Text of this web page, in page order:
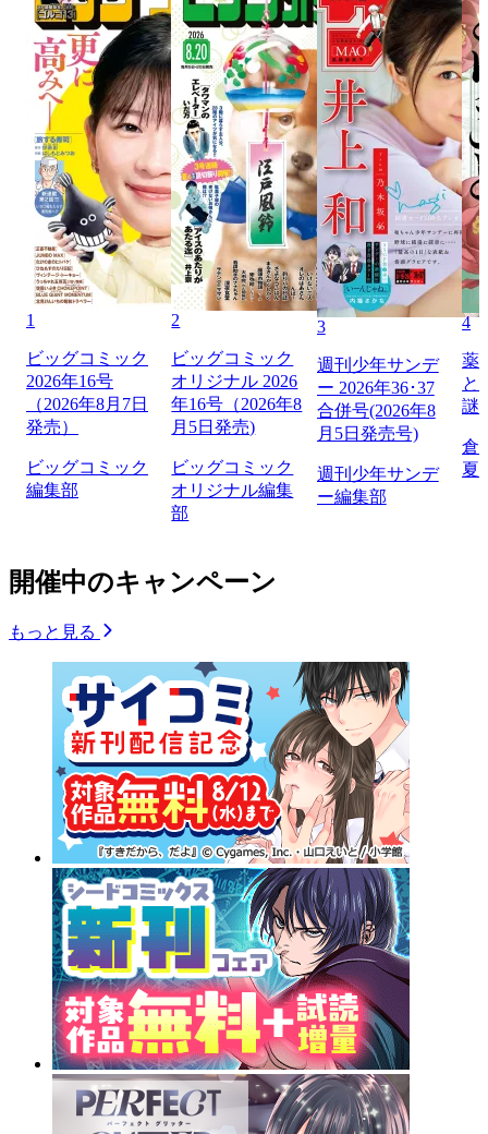
1
ビッグコミック
2026年16号
（2026年8月7日
発売）
ビッグコミック
編集部
2
ビッグコミック
オリジナル 2026
年16号（2026年8
月5日発売)
ビッグコミック
オリジナル編集
部
3
週刊少年サンデ
ー 2026年36･37
合併号(2026年8
月5日発売号)
週刊少年サンデ
ー編集部
4
薬
と
謎
倉
夏
開催中のキャンペーン
もっと見る